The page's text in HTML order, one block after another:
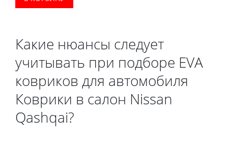
Какие нюансы следует
учитывать при подборе EVA
ковриков для автомобиля
Коврики в салон Nissan
Qashqai?